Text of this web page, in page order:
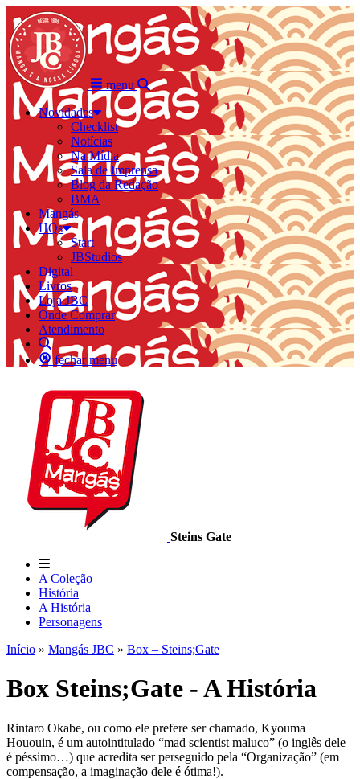
menu
Novidades
Checklist
Notícias
Na Mídia
Sala de Imprensa
Blog da Redação
BMA
Mangás
HQs
Start
JBStudios
Digital
Livros
Loja JBC
Onde Comprar
Atendimento
fechar menu
Steins Gate
A Coleção
História
A História
Personagens
Início » Mangás JBC » Box – Steins;Gate
Box Steins;Gate - A História
Rintaro Okabe, ou como ele prefere ser chamado, Kyouma
Hououin, é um autointitulado “mad scientist maluco” (o inglês dele
é péssimo…) que acredita ser perseguido pela “Organização” (em
compensação, a imaginação dele é ótima!).